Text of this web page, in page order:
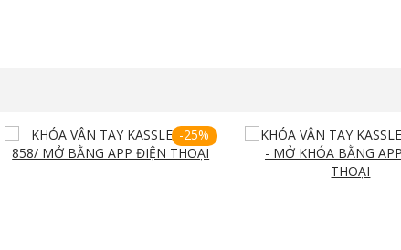
-25%